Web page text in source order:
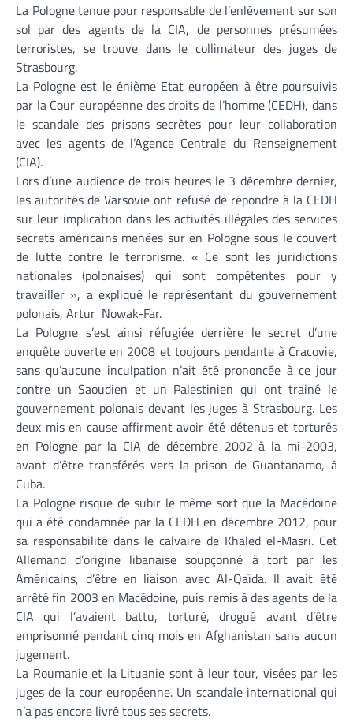
La Pologne tenue pour responsable de l’enlèvement sur son
sol par des agents de la CIA, de personnes présumées
terroristes, se trouve dans le collimateur des juges de
Strasbourg.
La Pologne est le énième Etat européen à être poursuivis
par la Cour européenne des droits de l’homme (CEDH), dans
le scandale des prisons secrètes pour leur collaboration
avec les agents de l’Agence Centrale du Renseignement
(CIA).
Lors d’une audience de trois heures le 3 décembre dernier,
les autorités de Varsovie ont refusé de répondre à la CEDH
sur leur implication dans les activités illégales des services
secrets américains menées sur en Pologne sous le couvert
de lutte contre le terrorisme. « Ce sont les juridictions
nationales (polonaises) qui sont compétentes pour y
travailler », a expliqué le représentant du gouvernement
polonais, Artur Nowak-Far.
La Pologne s’est ainsi réfugiée derrière le secret d’une
enquête ouverte en 2008 et toujours pendante à Cracovie,
sans qu’aucune inculpation n’ait été prononcée à ce jour
contre un Saoudien et un Palestinien qui ont trainé le
gouvernement polonais devant les juges à Strasbourg. Les
deux mis en cause affirment avoir été détenus et torturés
en Pologne par la CIA de décembre 2002 à la mi-2003,
avant d’être transférés vers la prison de Guantanamo, à
Cuba.
La Pologne risque de subir le même sort que la Macédoine
qui a été condamnée par la CEDH en décembre 2012, pour
sa responsabilité dans le calvaire de Khaled el-Masri. Cet
Allemand d’origine libanaise soupçonné à tort par les
Américains, d’être en liaison avec Al-Qaïda. Il avait été
arrêté fin 2003 en Macédoine, puis remis à des agents de la
CIA qui l’avaient battu, torturé, drogué avant d’être
emprisonné pendant cinq mois en Afghanistan sans aucun
jugement.
La Roumanie et la Lituanie sont à leur tour, visées par les
juges de la cour européenne. Un scandale international qui
n’a pas encore livré tous ses secrets.